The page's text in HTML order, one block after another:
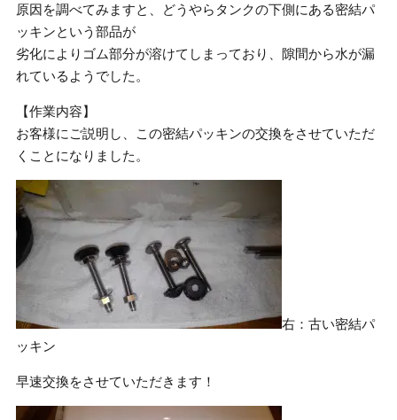
原因を調べてみますと、どうやらタンクの下側にある密結パ
ッキンという部品が
劣化によりゴム部分が溶けてしまっており、隙間から水が漏
れているようでした。
【作業内容】
お客様にご説明し、この密結パッキンの交換をさせていただ
くことになりました。
右：古い密結パ
ッキン
早速交換をさせていただきます！